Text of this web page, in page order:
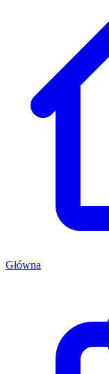
Główna